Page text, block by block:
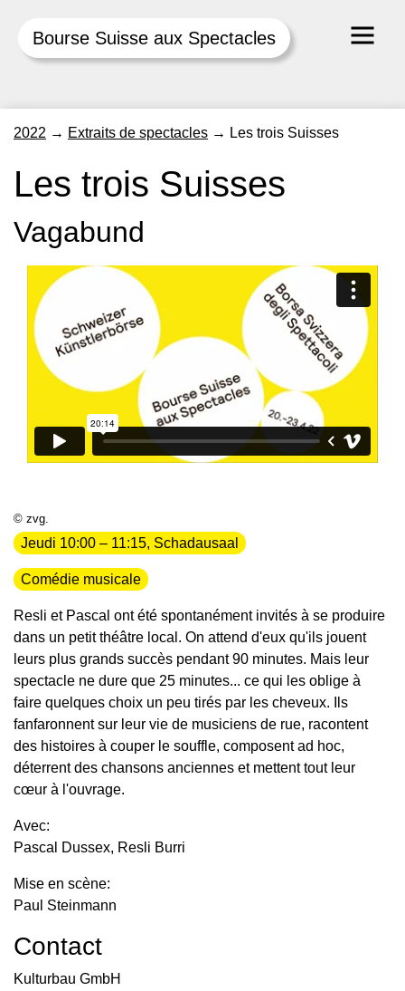
Bourse Suisse aux Spectacles
2022 → Extraits de spectacles → Les trois Suisses
Les trois Suisses
Vagabund
Jeudi 10:00 – 11:15, Schadausaal
Comédie musicale
Resli et Pascal ont été spontanément invités à se produire
dans un petit théâtre local. On attend d'eux qu'ils jouent
leurs plus grands succès pendant 90 minutes. Mais leur
spectacle ne dure que 25 minutes... ce qui les oblige à
faire quelques choix un peu tirés par les cheveux. Ils
fanfaronnent sur leur vie de musiciens de rue, racontent
des histoires à couper le souffle, composent ad hoc,
déterrent des chansons anciennes et mettent tout leur
cœur à l'ouvrage.
Avec:
Pascal Dussex, Resli Burri
Mise en scène:
Paul Steinmann
Contact
Kulturbau GmbH
© zvg.